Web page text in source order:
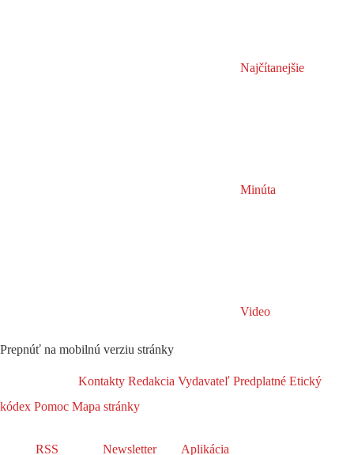
Najčítanejšie
Minúta
Video
Prepnúť na mobilnú verziu stránky
Kontakty Redakcia Vydavateľ Predplatné Etický
kódex Pomoc Mapa stránky
RSS Newsletter Aplikácia